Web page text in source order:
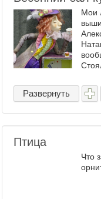
Мои
Развернуть
Птица
Что